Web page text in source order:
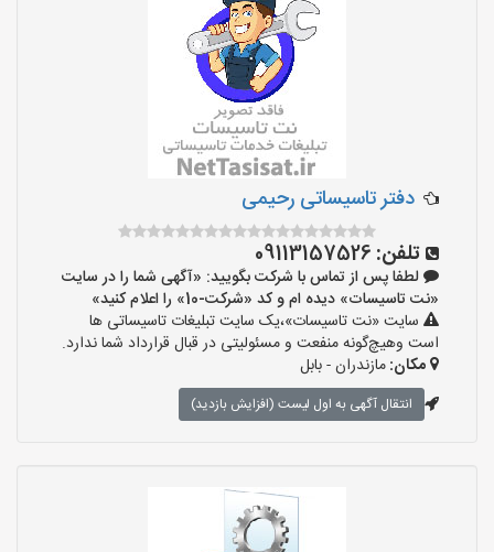
دفتر تاسیساتی رحیمی
تلفن: 09113157526
لطفا پس از تماس با شرکت بگویید: «آگهی شما را در سایت
«نت تاسیسات» دیده ام و کد «شرکت-10» را اعلام کنید»
سایت «نت تاسیسات»،یک سایت تبلیغات تاسیساتی ها
است وهیچ‌گونه منفعت و مسئولیتی در قبال قرارداد شما ندارد.
مکان:مازندران - بابل
انتقال آگهی به اول لیست (افزایش بازدید)